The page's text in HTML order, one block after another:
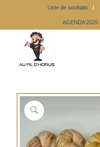
Liste de souhaits
AGENDA 2025